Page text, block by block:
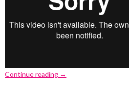
Continue reading →